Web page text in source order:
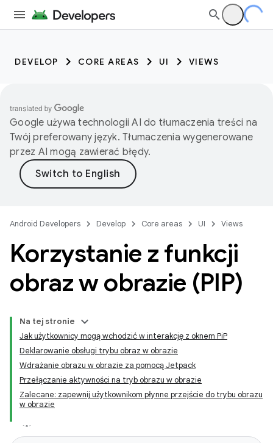
DEVELOP CORE AREAS UI VIEWS
Google używa technologii AI do tłumaczenia treści na
Twój preferowany język. Tłumaczenia wygenerowane
przez AI mogą zawierać błędy.
Android Developers Develop Core areas UI Views
Korzystanie z funkcji
obraz w obrazie (PIP)
Na tej stronie
Jak użytkownicy mogą wchodzić w interakcję z oknem PiP
Deklarowanie obsługi trybu obraz w obrazie
Wdrażanie obrazu w obrazie za pomocą Jetpack
Przełączanie aktywności na tryb obrazu w obrazie
Zalecane: zapewnij użytkownikom płynne przejście do trybu obrazu
w obrazie